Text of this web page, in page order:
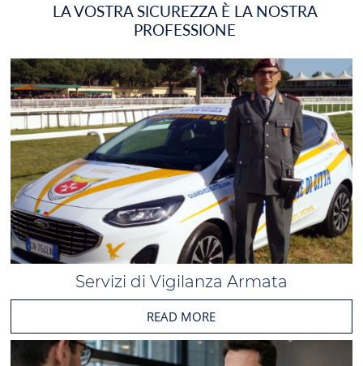
LA VOSTRA SICUREZZA È LA NOSTRA
PROFESSIONE
Servizi di Vigilanza Armata
READ MORE